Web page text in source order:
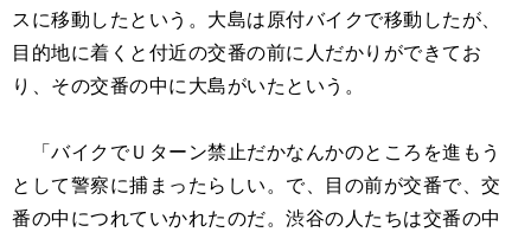
スに移動したという。大島は原付バイクで移動したが、
目的地に着くと付近の交番の前に人だかりができてお
り、その交番の中に大島がいたという。
「バイクでＵターン禁止だかなんかのところを進もう
として警察に捕まったらしい。で、目の前が交番で、交
番の中につれていかれたのだ。渋谷の人たちは交番の中